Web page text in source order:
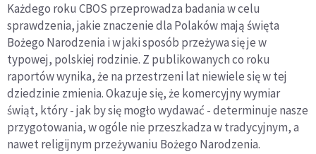
Każdego roku CBOS przeprowadza badania w celu
sprawdzenia, jakie znaczenie dla Polaków mają święta
Bożego Narodzenia i w jaki sposób przeżywa się je w
typowej, polskiej rodzinie. Z publikowanych co roku
raportów wynika, że na przestrzeni lat niewiele się w tej
dziedzinie zmienia. Okazuje się, że komercyjny wymiar
świąt, który - jak by się mogło wydawać - determinuje nasze
przygotowania, w ogóle nie przeszkadza w tradycyjnym, a
nawet religijnym przeżywaniu Bożego Narodzenia.